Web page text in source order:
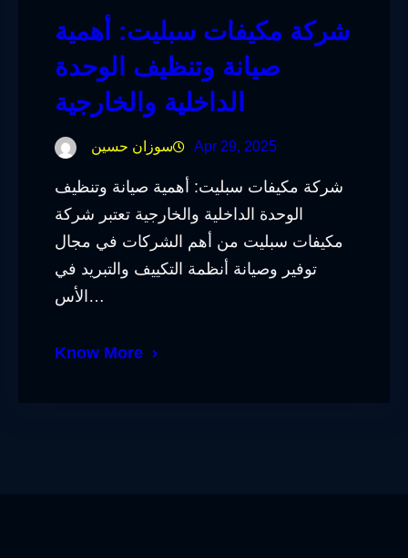
شركة مكيفات سبليت: أهمية
صيانة وتنظيف الوحدة
الداخلية والخارجية
سوزان حسين Apr 29, 2025
شركة مكيفات سبليت: أهمية صيانة وتنظيف
الوحدة الداخلية والخارجية تعتبر شركة
مكيفات سبليت من أهم الشركات في مجال
توفير وصيانة أنظمة التكييف والتبريد في
الأس…
Know More